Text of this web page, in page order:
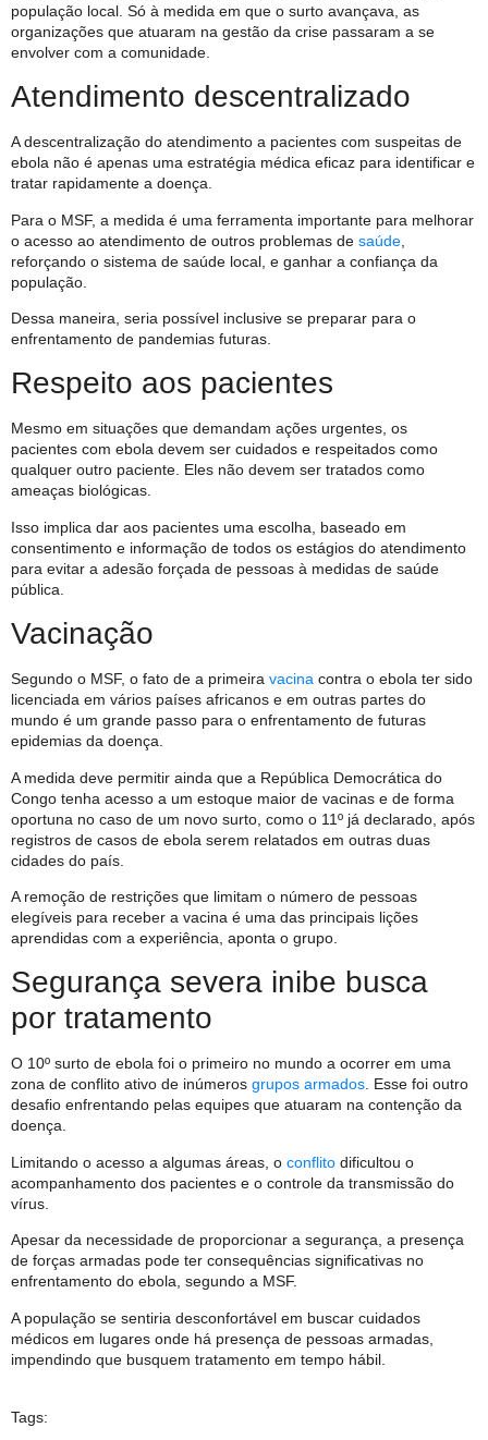
população local. Só à medida em que o surto avançava, as
organizações que atuaram na gestão da crise passaram a se
envolver com a comunidade.
Atendimento descentralizado
A descentralização do atendimento a pacientes com suspeitas de
ebola não é apenas uma estratégia médica eficaz para identificar e
tratar rapidamente a doença.
Para o MSF, a medida é uma ferramenta importante para melhorar
o acesso ao atendimento de outros problemas de saúde
reforçando o sistema de saúde local, e ganhar a confiança da
população.
Dessa maneira, seria possível inclusive se preparar para o
enfrentamento de pandemias futuras.
Respeito aos pacientes
Mesmo em situações que demandam ações urgentes, os
pacientes com ebola devem ser cuidados e respeitados como
qualquer outro paciente. Eles não devem ser tratados como
ameaças biológicas.
Isso implica dar aos pacientes uma escolha, baseado em
consentimento e informação de todos os estágios do atendimento
para evitar a adesão forçada de pessoas à medidas de saúde
pública.
Vacinação
Segundo o MSF, o fato de a primeira vacina contra o ebola ter sido
licenciada em vários países africanos e em outras partes do
mundo é um grande passo para o enfrentamento de futuras
epidemias da doença.
A medida deve permitir ainda que a República Democrática do
Congo tenha acesso a um estoque maior de vacinas e de forma
oportuna no caso de um novo surto, como o 11º já declarado, após
registros de casos de ebola serem relatados em outras duas
cidades do país.
A remoção de restrições que limitam o número de pessoas
elegíveis para receber a vacina é uma das principais lições
aprendidas com a experiência, aponta o grupo.
Segurança severa inibe busca
por tratamento
O 10º surto de ebola foi o primeiro no mundo a ocorrer em uma
zona de conflito ativo de inúmeros grupos armados. Esse foi outro
desafio enfrentando pelas equipes que atuaram na contenção da
doença.
Limitando o acesso a algumas áreas, o conflito dificultou o
acompanhamento dos pacientes e o controle da transmissão do
vírus.
Apesar da necessidade de proporcionar a segurança, a presença
de forças armadas pode ter consequências significativas no
enfrentamento do ebola, segundo a MSF.
A população se sentiria desconfortável em buscar cuidados
médicos em lugares onde há presença de pessoas armadas,
impendindo que busquem tratamento em tempo hábil.
Tags: